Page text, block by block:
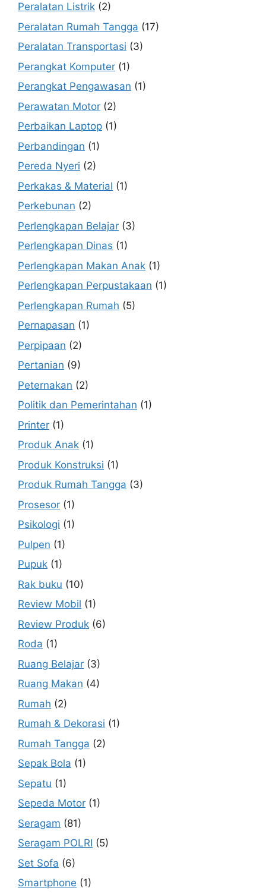
Peralatan Listrik (2)
Peralatan Rumah Tangga (17)
Peralatan Transportasi (3)
Perangkat Komputer (1)
Perangkat Pengawasan (1)
Perawatan Motor (2)
Perbaikan Laptop (1)
Perbandingan (1)
Pereda Nyeri (2)
Perkakas & Material (1)
Perkebunan (2)
Perlengkapan Belajar (3)
Perlengkapan Dinas (1)
Perlengkapan Makan Anak (1)
Perlengkapan Perpustakaan (1)
Perlengkapan Rumah (5)
Pernapasan (1)
Perpipaan (2)
Pertanian (9)
Peternakan (2)
Politik dan Pemerintahan (1)
Printer (1)
Produk Anak (1)
Produk Konstruksi (1)
Produk Rumah Tangga (3)
Prosesor (1)
Psikologi (1)
Pulpen (1)
Pupuk (1)
Rak buku (10)
Review Mobil (1)
Review Produk (6)
Roda (1)
Ruang Belajar (3)
Ruang Makan (4)
Rumah (2)
Rumah & Dekorasi (1)
Rumah Tangga (2)
Sepak Bola (1)
Sepatu (1)
Sepeda Motor (1)
Seragam (81)
Seragam POLRI (5)
Set Sofa (6)
Smartphone (1)